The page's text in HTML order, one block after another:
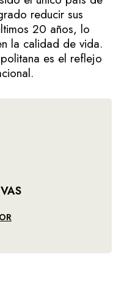
reducir sus
20 años, lo
la calidad de vida.
es el reflejo